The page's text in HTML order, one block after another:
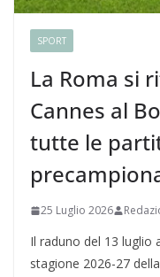
SPORT
La Roma si
Cannes al
tutte le
25 Luglio 2026
Il raduno del 13 luglio
stagione 2026-27